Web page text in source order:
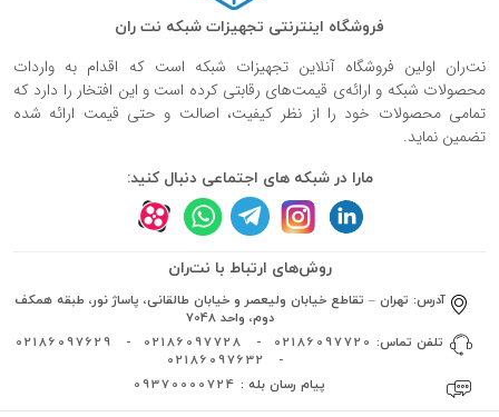
فروشگاه اینترنتی تجهیزات شبکه نت ران
نت‌ران اولین فروشگاه آنلاین تجهیزات شبکه است که اقدام به واردات
محصولات شبکه و ارائه‌ی قیمت‌های رقابتی کرده است و این افتخار را دارد که
تمامی محصولات خود را از نظر کیفیت، اصالت و حتی قیمت ارائه شده
تضمین نماید.
مارا در شبکه های اجتماعی دنبال کنید:
روش‌های ارتباط با نت‌ران
آدرس:تهران – تقاطع خیابان ولیعصر و خیابان طالقانی، پاساژ نور، طبقه همکف
دوم، واحد 7048
تلفن تماس:02186097720
02186097728
02186097629
02186097632
پیام رسان بله : 09370000724